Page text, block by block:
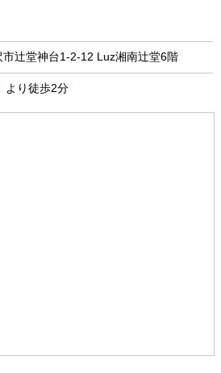
市辻堂神台1-2-12 Luz湘南辻堂6階
より徒歩2分